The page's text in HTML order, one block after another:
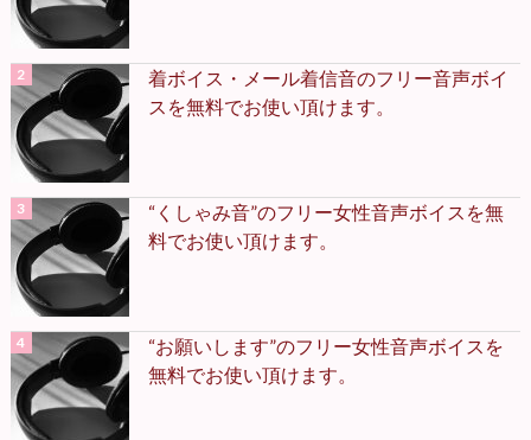
着ボイス・メール着信音のフリー音声ボイ
スを無料でお使い頂けます。
“くしゃみ音”のフリー女性音声ボイスを無
料でお使い頂けます。
“お願いします”のフリー女性音声ボイスを
無料でお使い頂けます。